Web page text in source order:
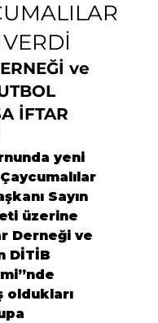
ve
İFTAR
yeni
Sayın
üzerine
Derneği ve
DİTİB
oldukları